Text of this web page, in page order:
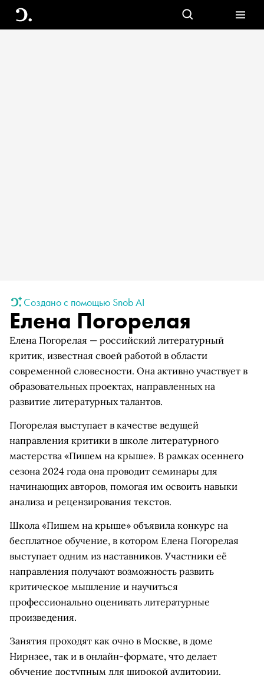
Создано с помощью Snob AI
Елена Погорелая
Елена Погорелая — российский литературный
критик, известная своей работой в области
современной словесности. Она активно участвует в
образовательных проектах, направленных на
развитие литературных талантов.
Погорелая выступает в качестве ведущей
направления критики в школе литературного
мастерства «Пишем на крыше». В рамках осеннего
сезона 2024 года она проводит семинары для
начинающих авторов, помогая им освоить навыки
анализа и рецензирования текстов.
Школа «Пишем на крыше» объявила конкурс на
бесплатное обучение, в котором Елена Погорелая
выступает одним из наставников. Участники её
направления получают возможность развить
критическое мышление и научиться
профессионально оценивать литературные
произведения.
Занятия проходят как очно в Москве, в доме
Нирнзее, так и в онлайн-формате, что делает
обучение доступным для широкой аудитории.